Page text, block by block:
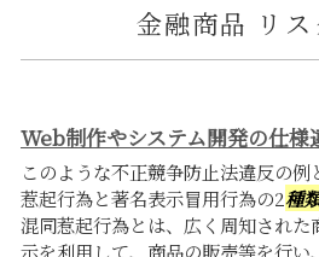
金融商品 リ
Web制作やシステム開発の仕様
このような不正競争防止法違反の
惹起行為と著名表示冒用行為の2種
混同惹起行為とは、広く周知され
示を利用して、商品の販売等を行